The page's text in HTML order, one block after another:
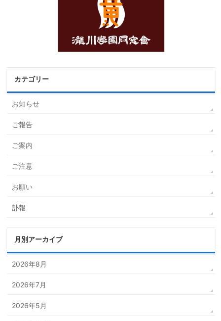
カテゴリー
お知らせ
ご報告
ご案内
ご注意
お願い
訃報
月別アーカイブ
2026年8月
2026年7月
2026年5月